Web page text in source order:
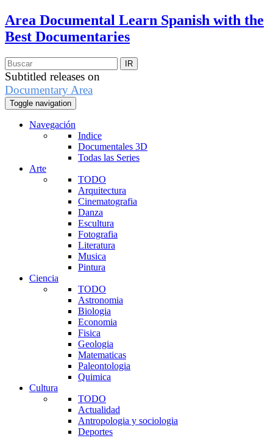
Area Documental Learn Spanish with the
Best Documentaries
Subtitled releases on
Documentary Area
Toggle navigation
Navegación
Indice
Documentales 3D
Todas las Series
Arte
TODO
Arquitectura
Cinematografia
Danza
Escultura
Fotografia
Literatura
Musica
Pintura
Ciencia
TODO
Astronomia
Biologia
Economia
Fisica
Geologia
Matematicas
Paleontologia
Quimica
Cultura
TODO
Actualidad
Antropologia y sociologia
Deportes